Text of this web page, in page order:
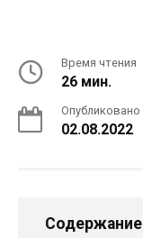
Время чтения
26 мин.
Опубликовано
02.08.2022
Содержание